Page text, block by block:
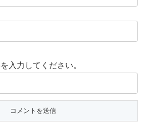
入力してください。